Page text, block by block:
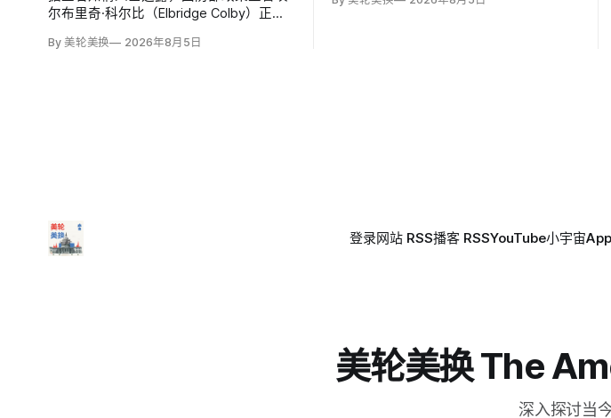
尔布里奇·科尔比（Elbridge Colby）正在
斯发生地区战争时扩大短程战术核武器的
By 美轮美换 2026年8月5日
登录网站 RSS播客 RSSYouTube小宇宙
美轮美换 The
深入探讨当